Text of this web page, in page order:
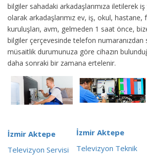
bilgiler sahadaki arkadaşlarımıza iletilerek
olarak arkadaşlarımız ev, iş, okul, hastane,
kuruluşları, avm, gelmeden 1 saat önce,
bilgiler çerçevesinde telefon numaranızdan
müsaitlik durumunuza göre cihazın
daha sonraki bir zamana ertelenir.
İzmir Aktepe
Televizyon Servisi
İzmir Aktepe
Televizyon Teknik